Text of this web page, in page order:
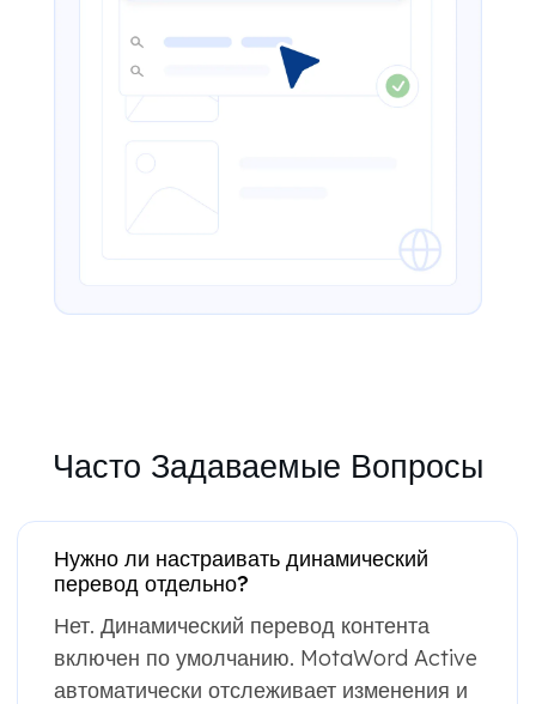
Часто Задаваемые Вопросы
Нужно ли настраивать динамический
перевод отдельно?
Нет. Динамический перевод контента
включен по умолчанию. MotaWord Active
автоматически отслеживает изменения и